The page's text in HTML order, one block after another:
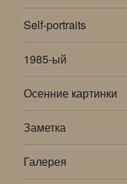
Self-portraits
1985-ый
Осенние картинки
Заметка
Галерея